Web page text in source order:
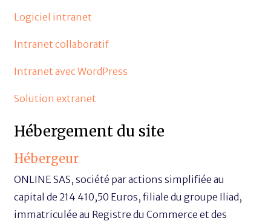
Logiciel intranet
Intranet collaboratif
Intranet avec WordPress
Solution extranet
Hébergement du site
Hébergeur
ONLINE SAS, société par actions simplifiée au
capital de 214 410,50 Euros, filiale du groupe Iliad,
immatriculée au Registre du Commerce et des